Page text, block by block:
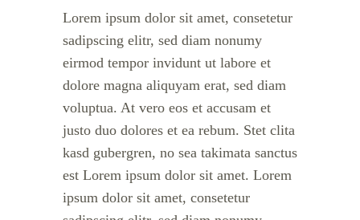
Lorem ipsum dolor sit amet, consetetur
sadipscing elitr, sed diam nonumy
eirmod tempor invidunt ut labore et
dolore magna aliquyam erat, sed diam
voluptua. At vero eos et accusam et
justo duo dolores et ea rebum. Stet clita
kasd gubergren, no sea takimata sanctus
est Lorem ipsum dolor sit amet. Lorem
ipsum dolor sit amet, consetetur